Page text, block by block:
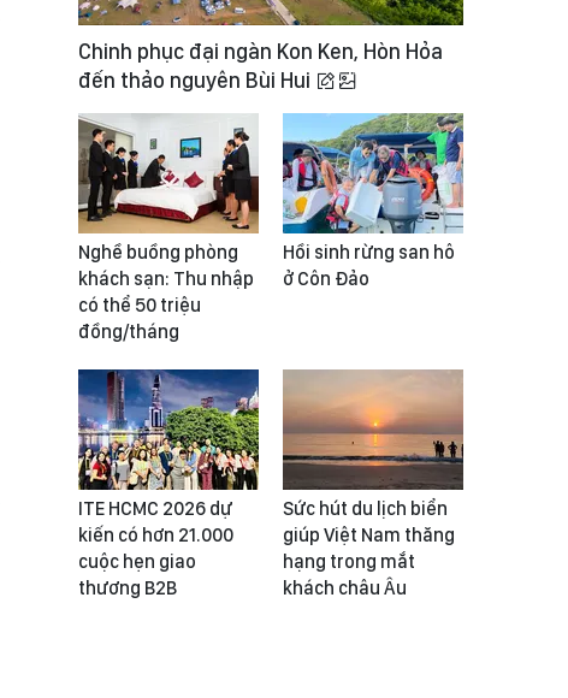
Chinh phục đại ngàn Kon Ken, Hòn Hỏa
đến thảo nguyên Bùi Hui
Nghề buồng phòng
khách sạn: Thu nhập
có thể 50 triệu
đồng/tháng
Hồi sinh rừng san hô
ở Côn Đảo
ITE HCMC 2026 dự
kiến có hơn 21.000
cuộc hẹn giao
thương B2B
Sức hút du lịch biển
giúp Việt Nam thăng
hạng trong mắt
khách châu Âu